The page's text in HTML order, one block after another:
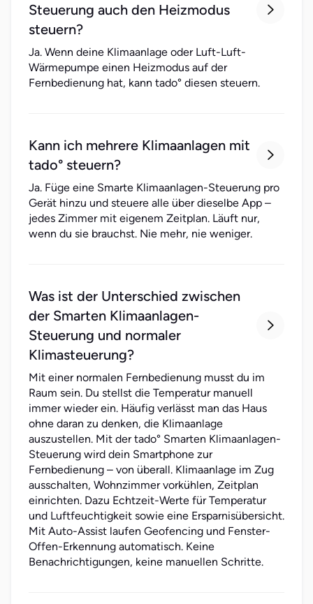
Steuerung auch den Heizmodus
steuern?

Ja. Wenn deine Klimaanlage oder Luft-Luft-
Wärmepumpe einen Heizmodus auf der
Fernbedienung hat, kann tado° diesen steuern.
Kann ich mehrere Klimaanlagen mit
tado° steuern?

Ja. Füge eine Smarte Klimaanlagen-Steuerung pro
Gerät hinzu und steuere alle über dieselbe App –
jedes Zimmer mit eigenem Zeitplan. Läuft nur,
wenn du sie brauchst. Nie mehr, nie weniger.
Was ist der Unterschied zwischen
der Smarten Klimaanlagen-
Steuerung und normaler
Klimasteuerung?

Mit einer normalen Fernbedienung musst du im
Raum sein. Du stellst die Temperatur manuell
immer wieder ein. Häufig verlässt man das Haus
ohne daran zu denken, die Klimaanlage
auszustellen. Mit der tado° Smarten Klimaanlagen-
Steuerung wird dein Smartphone zur
Fernbedienung – von überall. Klimaanlage im Zug
ausschalten, Wohnzimmer vorkühlen, Zeitplan
einrichten. Dazu Echtzeit-Werte für Temperatur
und Luftfeuchtigkeit sowie eine Ersparnisübersicht.
Mit Auto-Assist laufen Geofencing und Fenster-
Offen-Erkennung automatisch. Keine
Benachrichtigungen, keine manuellen Schritte.